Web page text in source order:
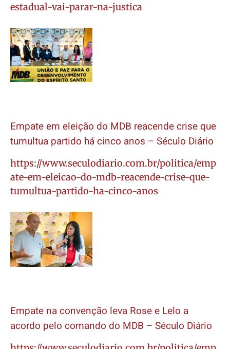
estadual-vai-parar-na-justica
Empate em eleição do MDB reacende crise que
tumultua partido há cinco anos – Século Diário
https://www.seculodiario.com.br/politica/emp
ate-em-eleicao-do-mdb-reacende-crise-que-
tumultua-partido-ha-cinco-anos
Empate na convenção leva Rose e Lelo a
acordo pelo comando do MDB – Século Diário